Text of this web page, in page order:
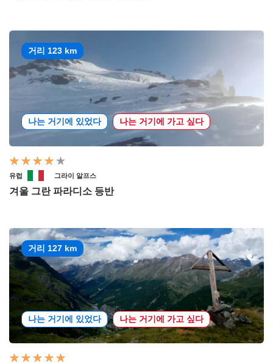
거리 123 km
나는 거기에 있었다 나는 거기에 가고 싶다
유럽 그라이 알프스
겨울 그란 파라디소 등반
거리 127 km
나는 거기에 있었다 나는 거기에 가고 싶다